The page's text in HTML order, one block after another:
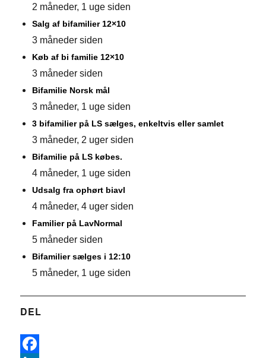
2 måneder, 1 uge siden
Salg af bifamilier 12×10
3 måneder siden
Køb af bi familie 12×10
3 måneder siden
Bifamilie Norsk mål
3 måneder, 1 uge siden
3 bifamilier på LS sælges, enkeltvis eller samlet
3 måneder, 2 uger siden
Bifamilie på LS købes.
4 måneder, 1 uge siden
Udsalg fra ophørt biavl
4 måneder, 4 uger siden
Familier på LavNormal
5 måneder siden
Bifamilier sælges i 12:10
5 måneder, 1 uge siden
DEL